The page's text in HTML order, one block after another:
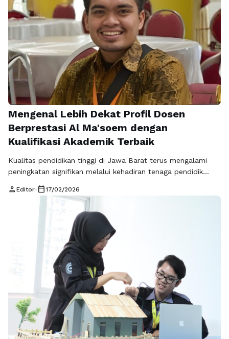
Mengenal Lebih Dekat Profil Dosen
Berprestasi Al Ma'soem dengan
Kualifikasi Akademik Terbaik
Kualitas pendidikan tinggi di Jawa Barat terus mengalami
peningkatan signifikan melalui kehadiran tenaga pendidik
luar biasa dalam bidang penelitian dan pengajaran
profesional. Fenomena ini terlihat jelas saat Anda mengamati
profil pengajar di wilayah Jatinangor, di mana urgensi kualitas
dosen menjadi pondasi utama manfaat akademik bagi
mahasiswa dalam menghadapi …
person Editor• calendar_today17/02/2026